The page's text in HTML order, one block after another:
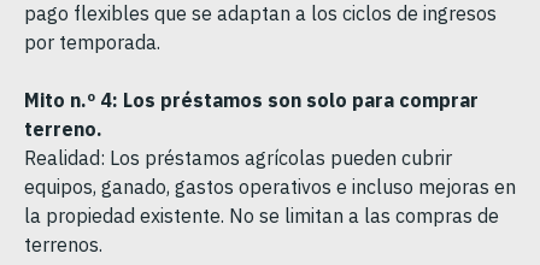
pago flexibles que se adaptan a los ciclos de ingresos
por temporada.
Mito n.º 4: Los préstamos son solo para comprar
terreno.
Realidad: Los préstamos agrícolas pueden cubrir
equipos, ganado, gastos operativos e incluso mejoras en
la propiedad existente. No se limitan a las compras de
terrenos.